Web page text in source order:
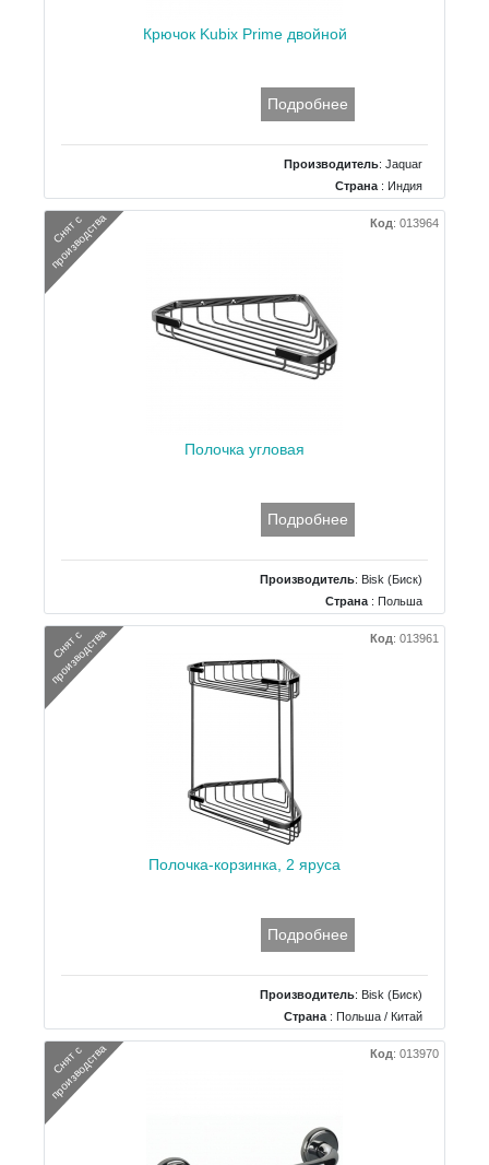
Крючок Kubix Prime двойной
Подробнее
Производитель: Jaquar
Страна : Индия
С
н
я
т
с
п
р
о
и
з
в
о
д
с
т
в
а Код: 013964
Полочка угловая
Подробнее
Производитель: Bisk (Биск)
Страна : Польша
Размеры: 170x235
Тип: Полка
С
н
я
т
с
п
р
о
и
з
в
о
д
с
т
в
а Код: 013961
Полочка-корзинка, 2 яруса
Подробнее
Производитель: Bisk (Биск)
Страна : Польша / Китай
Тип: Полка
С
н
я
т
с
п
р
о
и
з
в
о
д
с
т
в
а Код: 013970